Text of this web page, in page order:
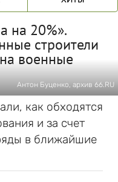
на 20%».
строители
военные
Антон Буценко, архив 66.RU
как обходятся
и за счет
в ближайшие